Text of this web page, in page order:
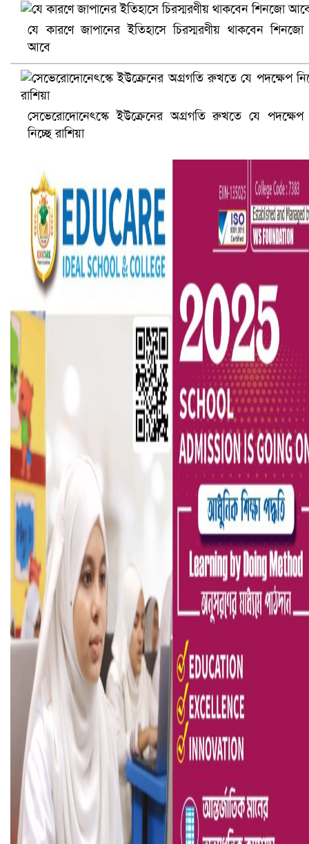
আ.লীগ ও জাপার ৯ নেতা কারাগারে
ভারতে ভয়াবহ সড়ক দুর্ঘটনা, নিহত ১৫
হলিউডে নতুন প্রেমের গুঞ্জন
যে কারণে জাপানের ইতিহাসে চিরস্মরণীয় থাকবেন শিনজো
আবে
সেভেরোদোনেৎস্কে ইউক্রেনের অগ্রগতি রুখতে যে পদক্ষেপ
নিচ্ছে রাশিয়া